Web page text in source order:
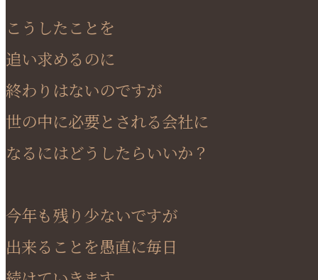
こうしたことを
追い求めるのに
終わりはないのですが
世の中に必要とされる会社に
なるにはどうしたらいいか？
今年も残り少ないですが
出来ることを愚直に毎日